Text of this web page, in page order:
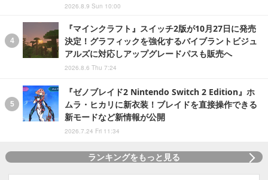
2026.8.9 Sun 10:00
『マインクラフト』スイッチ2版が10月27日に発売
決定！グラフィックを強化するバイブラントビジュ
アルズに対応しアップグレードパスも販売へ
2026.8.6 Thu 7:24
『ゼノブレイド2 Nintendo Switch 2 Edition』ホ
ムラ・ヒカリに新衣装！ブレイドを直接操作できる
新モードなど新情報が公開
2026.7.24 Fri 11:34
ランキングをもっと見る